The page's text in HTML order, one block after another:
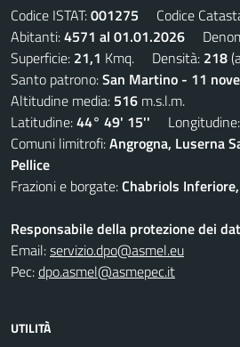
Codice ISTAT:001275 Codice
Abitanti:4571 al 01.01.2026
Superficie: 21,1 Kmq. Densità: 218
Santo patrono:San Martino - 11
Altitudine media: 516 m.s.l.m.
Latitudine:44° 49' 15'' Longitudine:
Comuni limitrofi:Angrogna, Luserna
Pellice
Frazioni e borgate:Chabriols
Responsabile della protezione dei
Email:servizio.dpo@asmel.eu
Pec:dpo.asmel@asmepec.it
UTILITÀ